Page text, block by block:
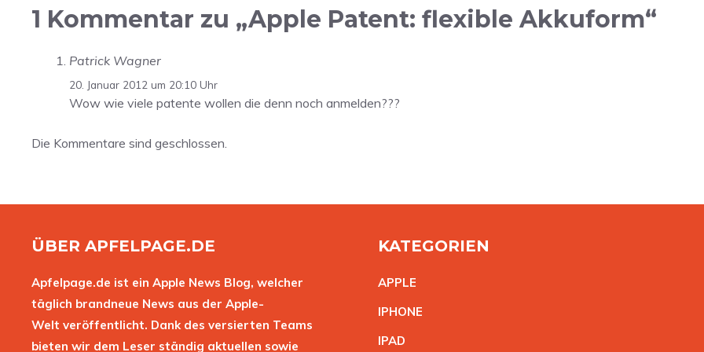
1 Kommentar zu „Apple Patent: flexible Akkuform“
Patrick Wagner
20. Januar 2012 um 20:10 Uhr
Wow wie viele patente wollen die denn noch anmelden???
Die Kommentare sind geschlossen.
ÜBER APFELPAGE.DE
Apfelpage.de ist ein Apple News Blog, welcher
täglich brandneue News aus der Apple-
Welt veröffentlicht. Dank des versierten Teams
bieten wir dem Leser ständig aktuellen sowie
KATEGORIEN
APPLE
IPHONE
IPAD